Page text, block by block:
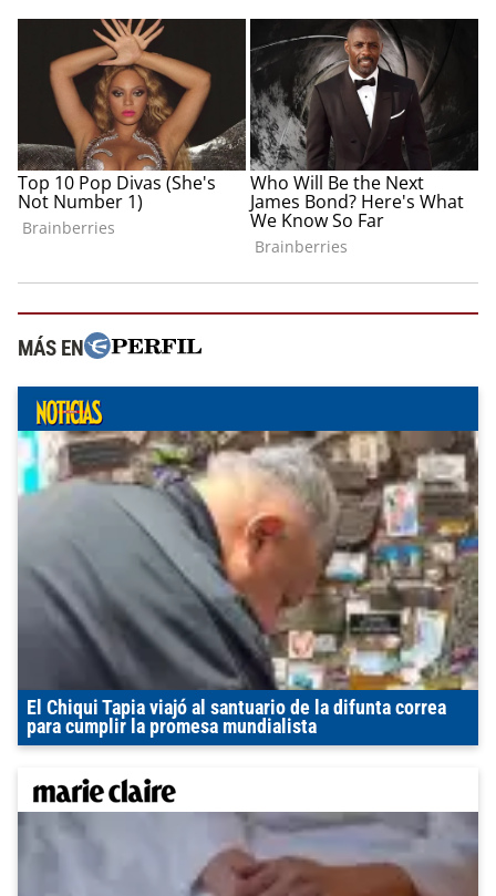
MÁS EN
El Chiqui Tapia viajó al santuario de la difunta correa
para cumplir la promesa mundialista